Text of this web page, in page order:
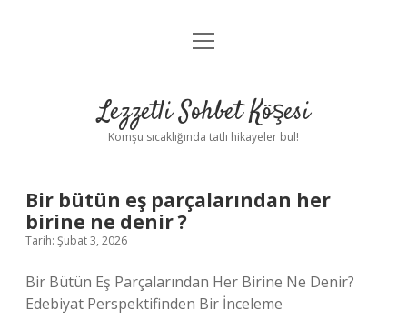
Anasayfa
Yasal Uyarı
menüyü
Lezzetli Sohbet Köşesi
Komşu sıcaklığında tatlı hikayeler bul!
Bir bütün eş parçalarından her
birine ne denir ?
Tarih: Şubat 3, 2026
Bir Bütün Eş Parçalarından Her Birine Ne Denir?
Edebiyat Perspektifinden Bir İnceleme